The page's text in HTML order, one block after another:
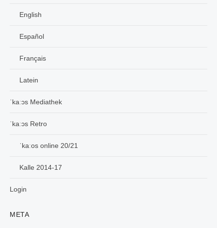
English
Español
Français
Latein
ˈkaːɔs Mediathek
ˈkaːɔs Retro
ˈkaːos online 20/21
Kalle 2014-17
Login
META